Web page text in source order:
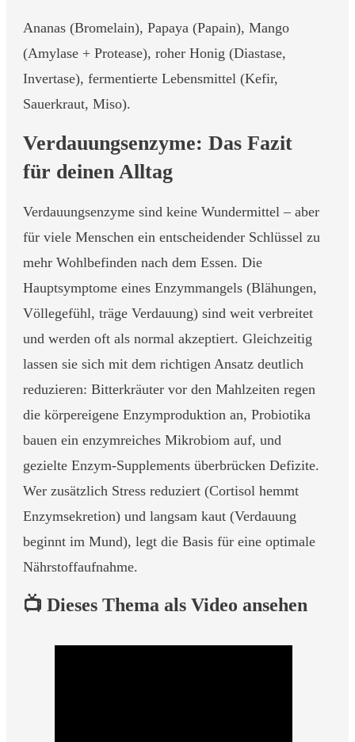
Ananas (Bromelain), Papaya (Papain), Mango
(Amylase + Protease), roher Honig (Diastase,
Invertase), fermentierte Lebensmittel (Kefir,
Sauerkraut, Miso).
Verdauungsenzyme: Das Fazit
für deinen Alltag
Verdauungsenzyme sind keine Wundermittel – aber
für viele Menschen ein entscheidender Schlüssel zu
mehr Wohlbefinden nach dem Essen. Die
Hauptsymptome eines Enzymmangels (Blähungen,
Völlegefühl, träge Verdauung) sind weit verbreitet
und werden oft als normal akzeptiert. Gleichzeitig
lassen sie sich mit dem richtigen Ansatz deutlich
reduzieren: Bitterkräuter vor den Mahlzeiten regen
die körpereigene Enzymproduktion an, Probiotika
bauen ein enzymreiches Mikrobiom auf, und
gezielte Enzym-Supplements überbrücken Defizite.
Wer zusätzlich Stress reduziert (Cortisol hemmt
Enzymsekretion) und langsam kaut (Verdauung
beginnt im Mund), legt die Basis für eine optimale
Nährstoffaufnahme.
📺 Dieses Thema als Video ansehen